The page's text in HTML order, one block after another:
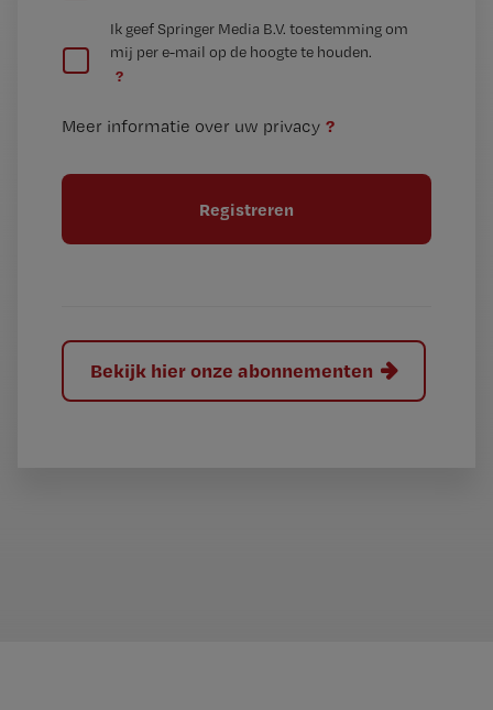
e
t
e
t
l
Ik geef Springer Media B.V. toestemming om
mij per e-mail op de hoogte te houden.
?
Meer informatie over uw privacy ?
Bekijk hier onze abonnementen